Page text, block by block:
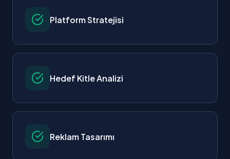
Platform Stratejisi
Hedef Kitle Analizi
Reklam Tasarımı